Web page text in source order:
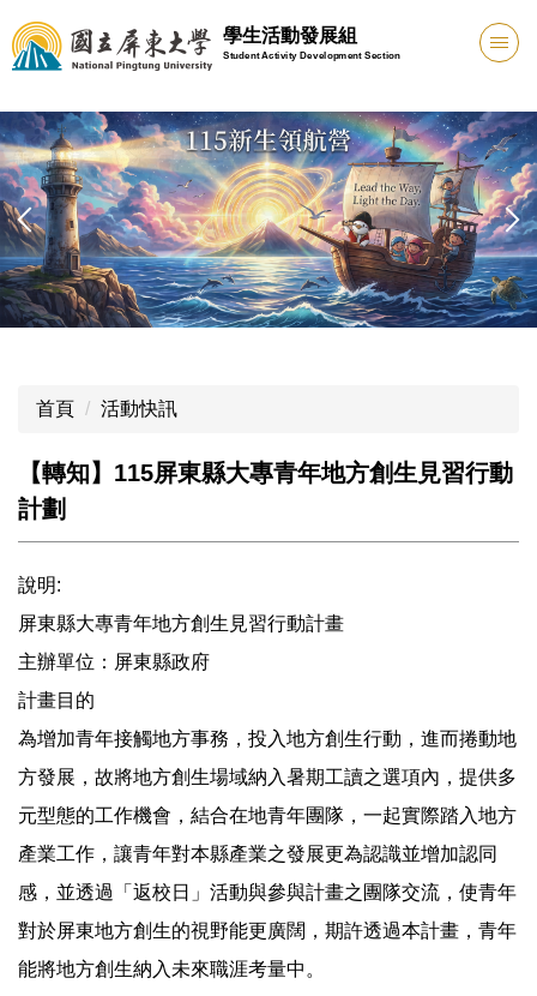
跳
到
主
內
容
區
學生活動發展組
Student Activity Development Section
首頁 活動快訊
【轉知】115屏東縣大專青年地方創生見習行動
計劃
說明:
屏東縣大專青年地方創生見習行動計畫
主辦單位：屏東縣政府
計畫目的
為增加青年接觸地方事務，投入地方創生行動，進而捲動地
方發展，故將地方創生場域納入暑期工讀之選項內，提供多
元型態的工作機會，結合在地青年團隊，一起實際踏入地方
產業工作，讓青年對本縣產業之發展更為認識並增加認同
感，並透過「返校日」活動與參與計畫之團隊交流，使青年
對於屏東地方創生的視野能更廣闊，期許透過本計畫，青年
能將地方創生納入未來職涯考量中。